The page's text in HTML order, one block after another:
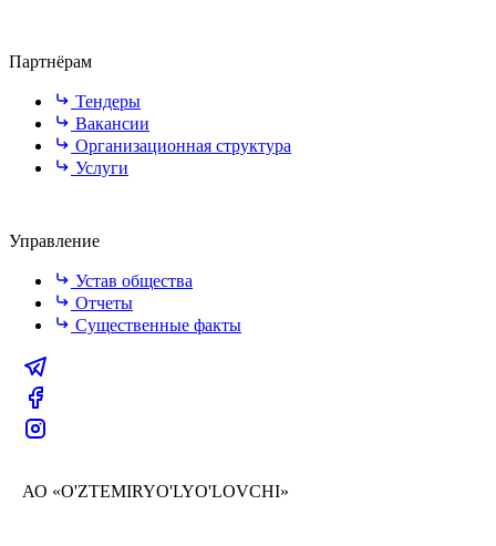
Партнёрам
Тендеры
Вакансии
Организационная структура
Услуги
Управление
Устав общества
Отчеты
Существенные факты
АО «O'ZTEMIRYO'LYO'LOVCHI»